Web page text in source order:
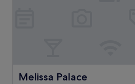
Melissa Palace
Melissa Palace